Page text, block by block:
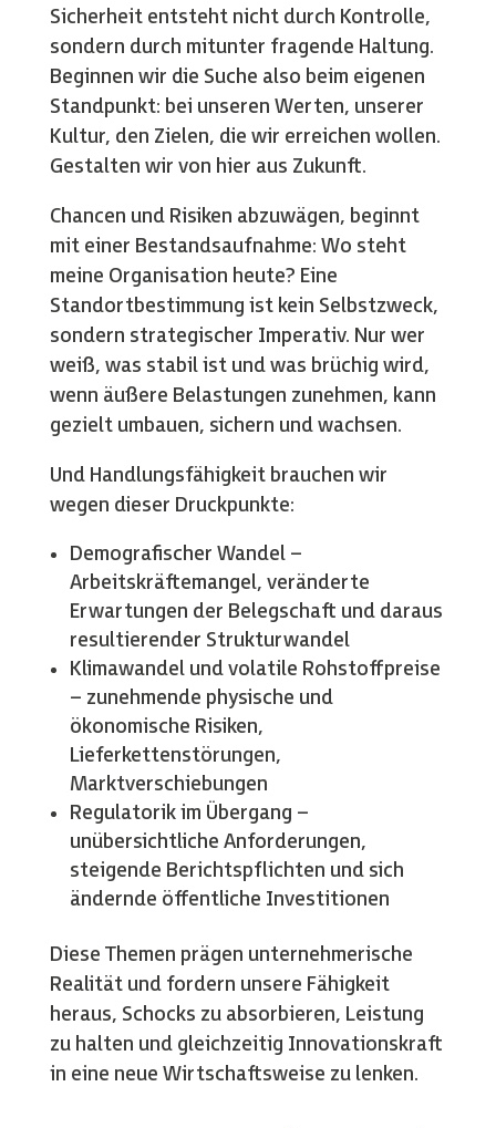
Sicherheit entsteht nicht durch Kontrolle,
sondern durch mitunter fragende Haltung.
Beginnen wir die Suche also beim eigenen
Standpunkt: bei unseren Werten, unserer
Kultur, den Zielen, die wir erreichen wollen.
Gestalten wir von hier aus Zukunft.
Chancen und Risiken abzuwägen, beginnt
mit einer Bestandsaufnahme: Wo steht
meine Organisation heute? Eine
Standortbestimmung ist kein Selbstzweck,
sondern strategischer Imperativ. Nur wer
weiß, was stabil ist und was brüchig wird,
wenn äußere Belastungen zunehmen, kann
gezielt umbauen, sichern und wachsen.
Und Handlungsfähigkeit brauchen wir
wegen dieser Druckpunkte:
Demografischer Wandel –
Arbeitskräftemangel, veränderte
Erwartungen der Belegschaft und daraus
resultierender Strukturwandel
Klimawandel und volatile Rohstoffpreise
– zunehmende physische und
ökonomische Risiken,
Lieferkettenstörungen,
Marktverschiebungen
Regulatorik im Übergang –
unübersichtliche Anforderungen,
steigende Berichtspflichten und sich
ändernde öffentliche Investitionen
Diese Themen prägen unternehmerische
Realität und fordern unsere Fähigkeit
heraus, Schocks zu absorbieren, Leistung
zu halten und gleichzeitig Innovationskraft
in eine neue Wirtschaftsweise zu lenken.